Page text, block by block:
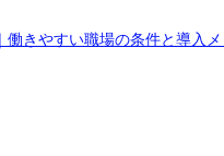
働きやすい職場の条件と導入